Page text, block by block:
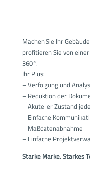
Machen Sie Ihr Gebäude
profitieren Sie von
360°.
Ihr Plus:
– Verfolgung und
– Reduktion der
– Akuteller Zustand
– Einfache
– Maßdatenabnahme
– Einfache
Starke Marke. Starkes